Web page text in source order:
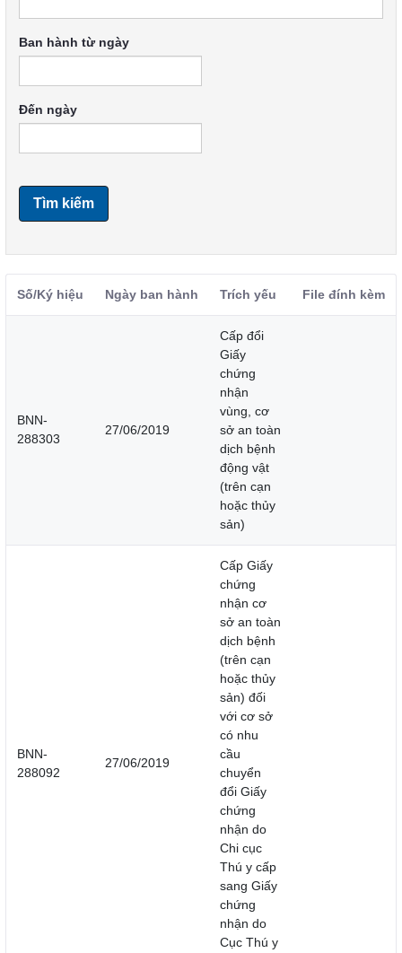
Ban hành từ ngày
Đến ngày
Tìm kiếm
Số/Ký hiệu Ngày ban hành Trích yếu File đính kèm
BNN-
288303
27/06/2019
Cấp đổi
Giấy
chứng
nhận
vùng, cơ
sở an toàn
dịch bệnh
động vật
(trên cạn
hoặc thủy
sản)
BNN-
288092
27/06/2019
Cấp Giấy
chứng
nhận cơ
sở an toàn
dịch bệnh
(trên cạn
hoặc thủy
sản) đối
với cơ sở
có nhu
cầu
chuyển
đổi Giấy
chứng
nhận do
Chi cục
Thú y cấp
sang Giấy
chứng
nhận do
Cục Thú y